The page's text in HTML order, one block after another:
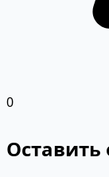
0
Оставить